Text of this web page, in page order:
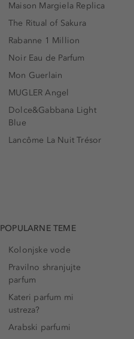
Maison Margiela Replica
The Ritual of Sakura
Rabanne 1 Million
Noir Eau de Parfum
Mon Guerlain
MUGLER Angel
Dolce&Gabbana Light
Blue
Lancôme La Nuit Trésor
POPULARNE TEME
Kolonjske vode
Pravilno shranjujte
parfum
Kateri parfum mi
ustreza?
Arabski parfumi